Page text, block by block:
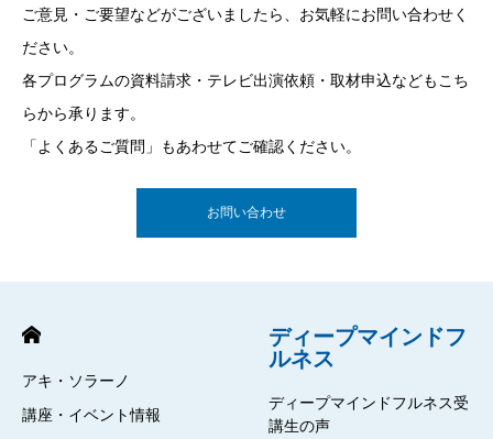
ご意見・ご要望などがございましたら、お気軽にお問い合わせく
ださい。
各プログラムの資料請求・テレビ出演依頼・取材申込などもこち
らから承ります。
「よくあるご質問」もあわせてご確認ください。
お問い合わせ
アキ・ソラーノ
講座・イベント情報
ディープマインドフ
ルネス
ディープマインドフルネス受
講生の声